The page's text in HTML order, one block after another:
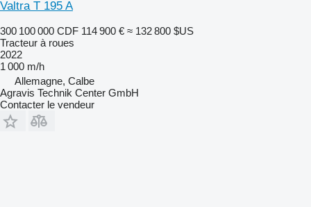
Valtra T 195 A
300 100 000 CDF 114 900 € ≈ 132 800 $US
Tracteur à roues
2022
1 000 m/h
Allemagne, Calbe
Agravis Technik Center GmbH
Contacter le vendeur